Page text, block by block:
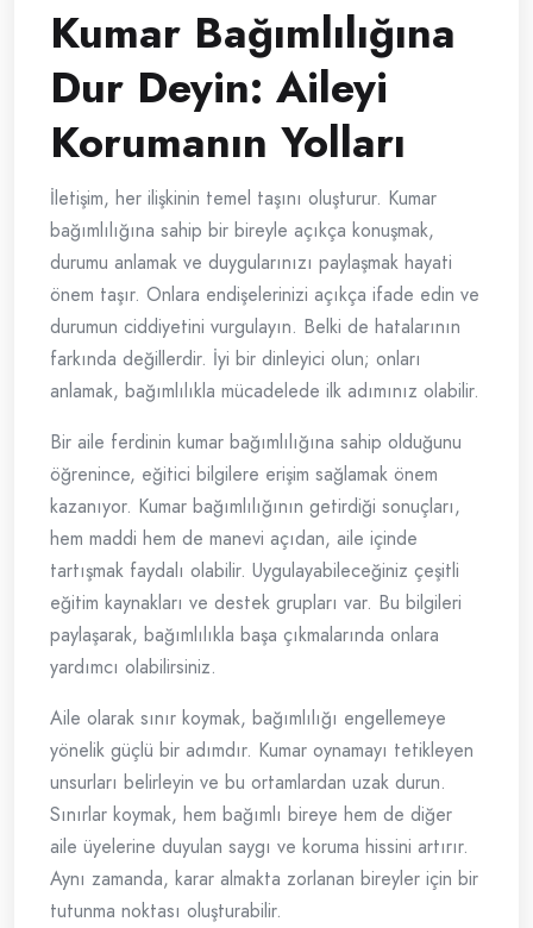
Kumar Bağımlılığına
Dur Deyin: Aileyi
Korumanın Yolları
İletişim, her ilişkinin temel taşını oluşturur. Kumar
bağımlılığına sahip bir bireyle açıkça konuşmak,
durumu anlamak ve duygularınızı paylaşmak hayati
önem taşır. Onlara endişelerinizi açıkça ifade edin ve
durumun ciddiyetini vurgulayın. Belki de hatalarının
farkında değillerdir. İyi bir dinleyici olun; onları
anlamak, bağımlılıkla mücadelede ilk adımınız olabilir.
Bir aile ferdinin kumar bağımlılığına sahip olduğunu
öğrenince, eğitici bilgilere erişim sağlamak önem
kazanıyor. Kumar bağımlılığının getirdiği sonuçları,
hem maddi hem de manevi açıdan, aile içinde
tartışmak faydalı olabilir. Uygulayabileceğiniz çeşitli
eğitim kaynakları ve destek grupları var. Bu bilgileri
paylaşarak, bağımlılıkla başa çıkmalarında onlara
yardımcı olabilirsiniz.
Aile olarak sınır koymak, bağımlılığı engellemeye
yönelik güçlü bir adımdır. Kumar oynamayı tetikleyen
unsurları belirleyin ve bu ortamlardan uzak durun.
Sınırlar koymak, hem bağımlı bireye hem de diğer
aile üyelerine duyulan saygı ve koruma hissini artırır.
Aynı zamanda, karar almakta zorlanan bireyler için bir
tutunma noktası oluşturabilir.